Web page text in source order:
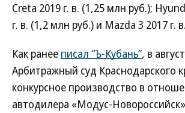
Creta 2019 г. в. (1,25 млн руб.);
г. в. (1,2 млн руб.) и Mazda 3 2017 г.
Как ранее писал “Ъ-Кубань”, в
Арбитражный суд Краснодарского
конкурсное производство в
автодилера «Модус-